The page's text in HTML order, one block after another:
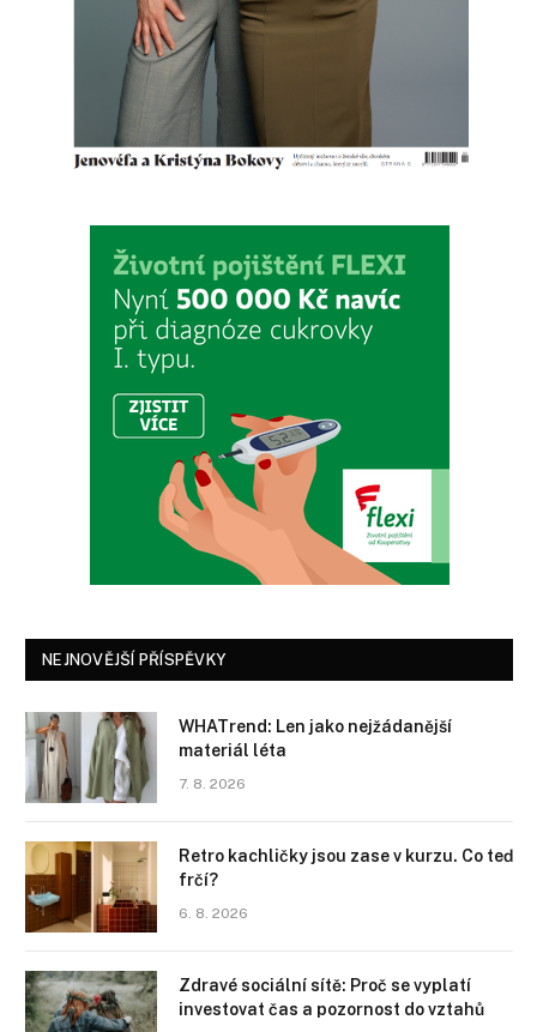
NEJNOVĚJŠÍ PŘÍSPĚVKY
WHATrend: Len jako nejžádanější
materiál léta
7. 8. 2026
Retro kachličky jsou zase v kurzu. Co teď
frčí?
6. 8. 2026
Zdravé sociální sítě: Proč se vyplatí
investovat čas a pozornost do vztahů